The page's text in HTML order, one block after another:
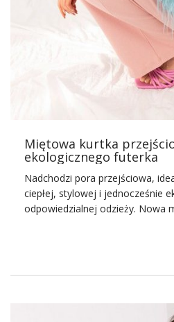
pomarańczowy kardigan to
akcentu kolorystycznego z
sprawia, że jest doskonały na
Wykonany z miękkiego
noszenia przez cały dzień.
wszechstronność pozwala na
Miętowa kurtka
ekologicznego futerka
Nadchodzi pora przejściowa,
ciepłej, stylowej i jednocześnie
odpowiedzialnej odzieży. Nowa